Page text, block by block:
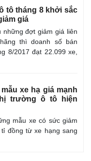
tô tháng 8 khởi sắc
giá
những đợt giảm giá liên
thì doanh số bán
8/2017 đạt 22.099 xe,
xe hạ giá mạnh
trường ô tô hiện
mẫu xe có sức giảm
đồng từ xe hạng sang